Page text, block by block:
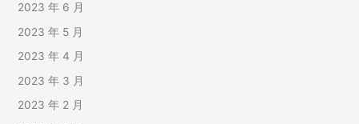
2023 年 6 月
2023 年 5 月
2023 年 4 月
2023 年 3 月
2023 年 2 月